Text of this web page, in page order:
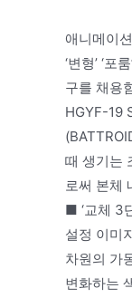
애니메이
‘변형’ ‘
구를 채용
HGYF-19
때 생기는
로써 본체
■ ‘교체 3
설정 이미
차원의 가
변화하는